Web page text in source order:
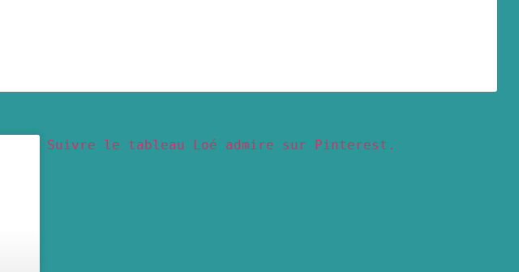
Suivre le tableau Loé admire sur Pinterest.